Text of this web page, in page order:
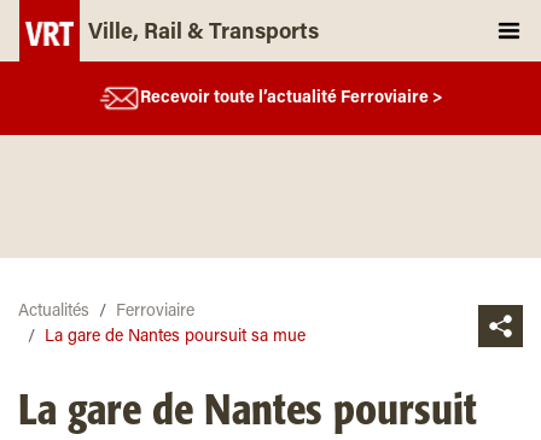
Ville, Rail & Transports
Recevoir toute l’actualité Ferroviaire >
Actualités
Ferroviaire
La gare de Nantes poursuit sa mue
La gare de Nantes poursuit